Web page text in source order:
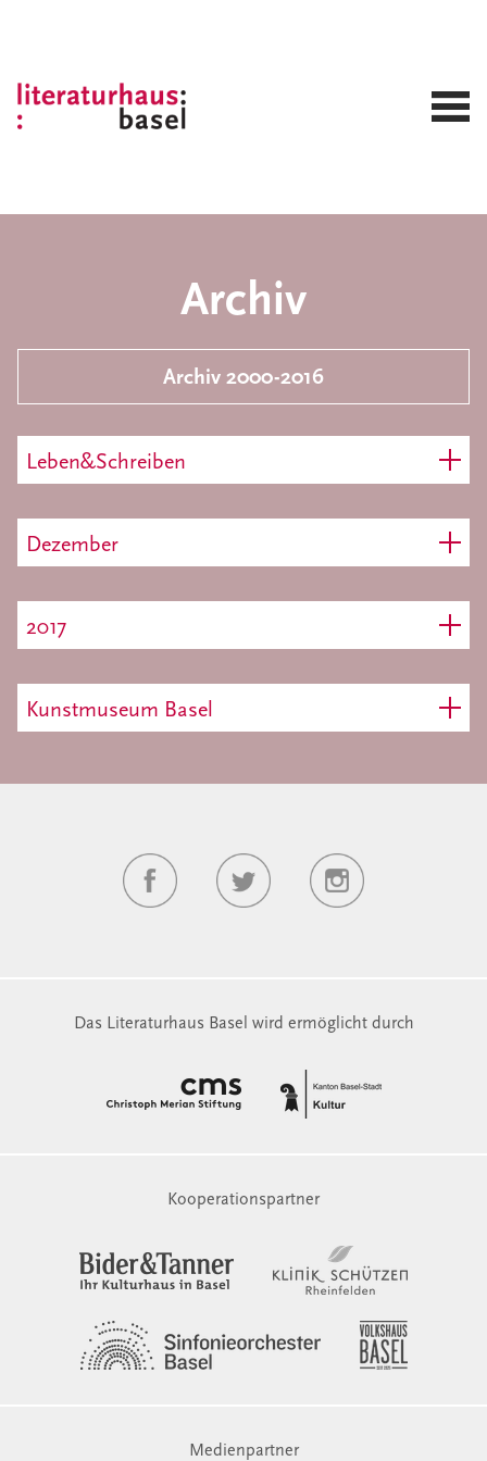
Archiv
Archiv 2000-2016
Leben&Schreiben
Dezember
2017
Kunstmuseum Basel
Das Literaturhaus Basel wird ermöglicht durch
Kooperationspartner
Medienpartner